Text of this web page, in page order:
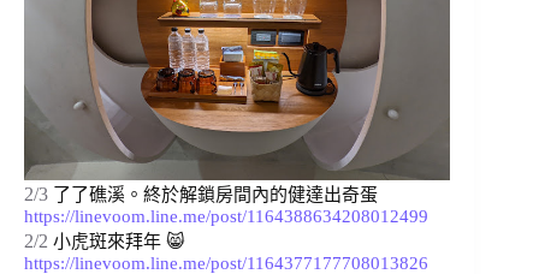
2/3
https://linevoom.line.me/post/1164388634208012499
2/2 小虎斑來拜年
https://linevoom.line.me/post/1164377177708013826